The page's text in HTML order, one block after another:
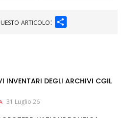
articolo:
INVENTARI DEGLI ARCHIVI CGIL
31 Luglio 26